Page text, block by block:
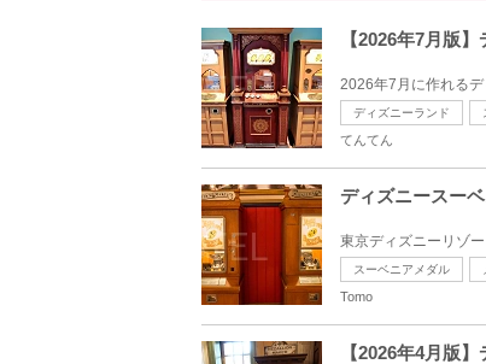
【2026年7月版
2026年7月に作れる
ディズニーランド
てんてん
ディズニースー
東京ディズニーリゾ
スーベニアメダル
Tomo
【2026年4月版